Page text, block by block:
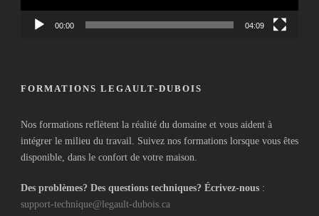
00:00 04:09
FORMATIONS LEGAULT-DUBOIS
Nos formations reflètent la réalité du domaine et vous aident à
intégrer le milieu du travail. Suivez nos formations lorsque vous êtes
disponible, dans le confort de votre maison.
Des problèmes? Des questions techniques? Écrivez-nous :
support-technique@legault-dubois.ca